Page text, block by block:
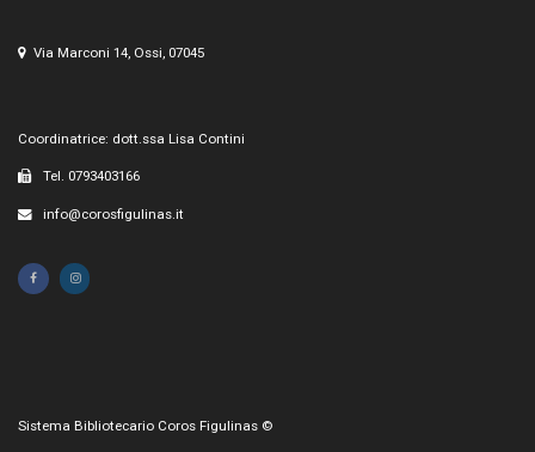
Via Marconi 14, Ossi, 07045
Coordinatrice: dott.ssa Lisa Contini
Tel. 0793403166
info@corosfigulinas.it
Sistema Bibliotecario Coros Figulinas ©